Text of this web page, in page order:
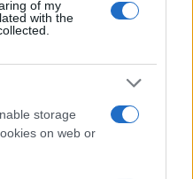
of my
with the
storage
on web or